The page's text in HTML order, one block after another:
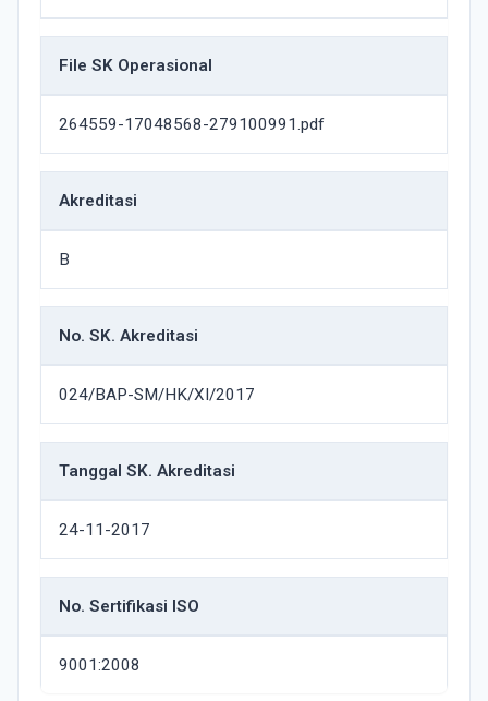
File SK Operasional
264559-17048568-279100991.pdf
Akreditasi
B
No. SK. Akreditasi
024/BAP-SM/HK/XI/2017
Tanggal SK. Akreditasi
24-11-2017
No. Sertifikasi ISO
9001:2008